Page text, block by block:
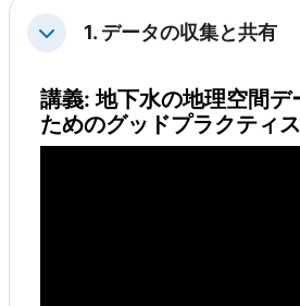
Minimizza1. データの収集と共有
講義: 地下水の地理空間デ
ためのグッドプラクティス